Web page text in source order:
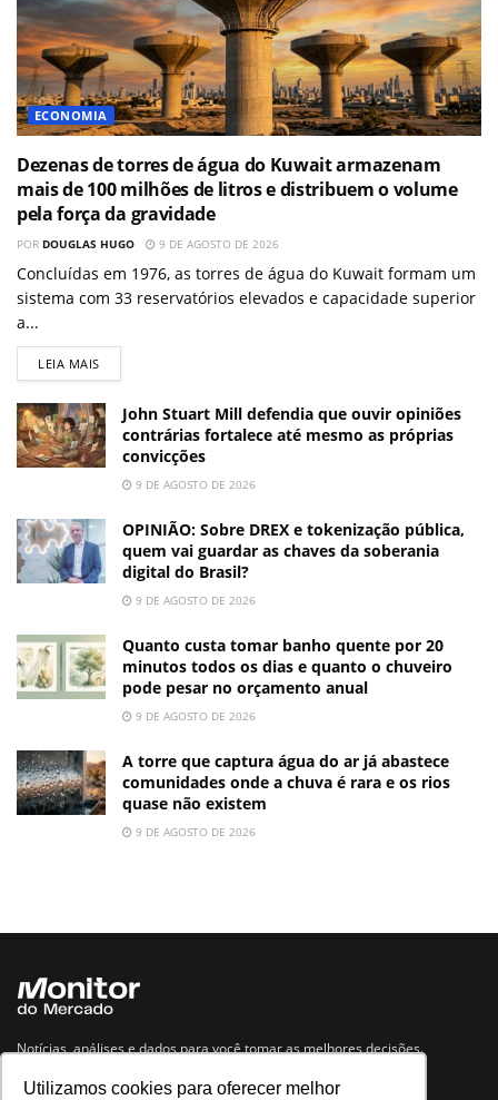
Utilizamos cookies para oferecer melhor
ECONOMIA
Dezenas de torres de água do Kuwait armazenam
mais de 100 milhões de litros e distribuem o volume
pela força da gravidade
POR DOUGLAS HUGO 9 DE AGOSTO DE 2026
Concluídas em 1976, as torres de água do Kuwait formam um
sistema com 33 reservatórios elevados e capacidade superior
a...
LEIA MAIS
John Stuart Mill defendia que ouvir opiniões
contrárias fortalece até mesmo as próprias
convicções
9 DE AGOSTO DE 2026
OPINIÃO: Sobre DREX e tokenização pública,
quem vai guardar as chaves da soberania
digital do Brasil?
9 DE AGOSTO DE 2026
Quanto custa tomar banho quente por 20
minutos todos os dias e quanto o chuveiro
pode pesar no orçamento anual
9 DE AGOSTO DE 2026
A torre que captura água do ar já abastece
comunidades onde a chuva é rara e os rios
quase não existem
9 DE AGOSTO DE 2026
Notícias, análises e dados para você tomar as melhores decisões.
Navegue no site